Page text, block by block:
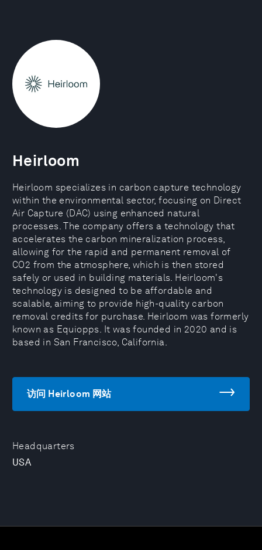
Headquarters
USA
Heirloom
Heirloom specializes in carbon capture technology
within the environmental sector, focusing on Direct
Air Capture (DAC) using enhanced natural
processes. The company offers a technology that
accelerates the carbon mineralization process,
allowing for the rapid and permanent removal of
CO2 from the atmosphere, which is then stored
safely or used in building materials. Heirloom's
technology is designed to be affordable and
scalable, aiming to provide high-quality carbon
removal credits for purchase. Heirloom was formerly
known as Equiopps. It was founded in 2020 and is
based in San Francisco, California.
访问 Heirloom 网站